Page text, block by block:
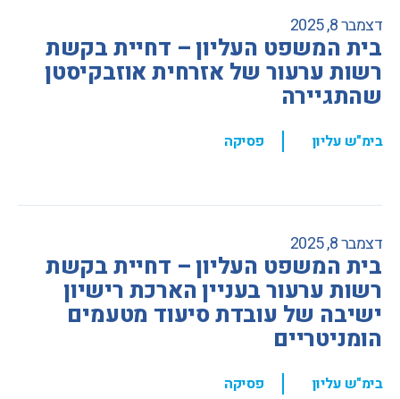
דצמבר 8, 2025
בית המשפט העליון – דחיית בקשת
רשות ערעור של אזרחית אוזבקיסטן
שהתגיירה
בימ"ש עליון , פסיקה
דצמבר 8, 2025
בית המשפט העליון – דחיית בקשת
רשות ערעור בעניין הארכת רישיון
ישיבה של עובדת סיעוד מטעמים
הומניטריים
בימ"ש עליון , פסיקה